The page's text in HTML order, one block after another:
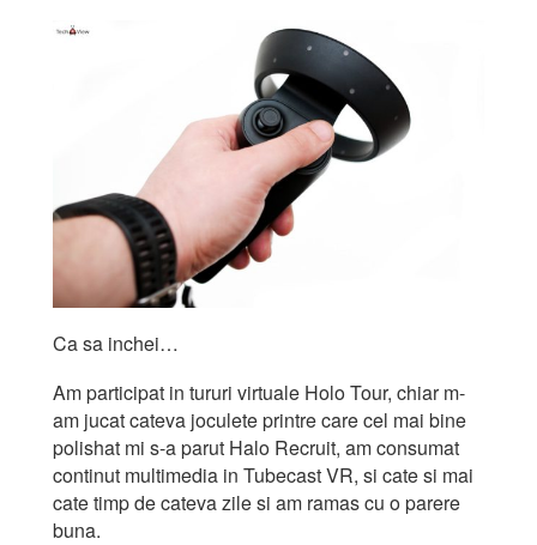
Ca sa inchei…
Am participat in tururi virtuale Holo Tour, chiar m-
am jucat cateva joculete printre care cel mai bine
polishat mi s-a parut Halo Recruit, am consumat
continut multimedia in Tubecast VR, si cate si mai
cate timp de cateva zile si am ramas cu o parere
buna.